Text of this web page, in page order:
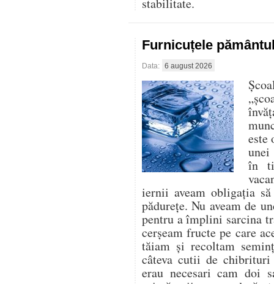
stabilitate.
Furnicuțele
Data: 6 august 2026
este
unei
în
iernii aveam obligația
pădurețe. Nu aveam de
pentru a împlini sarcina
cerșeam fructe pe care
tăiam și recoltam
câteva cutii de chibrituri
erau necesari cam doi